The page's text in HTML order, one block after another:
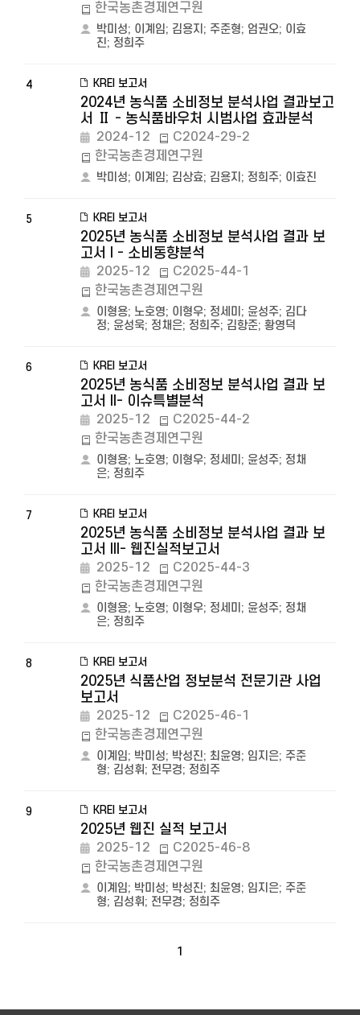
한국농촌경제연구원
박미성; 이계임; 김용지 ; 주준형; 엄권오; 이효
진; 정희주
4 KREI 보고서
2024년 농식품 소비정보 분석사업 결과보고
서 Ⅱ - 농식품바우처 시범사업 효과분석
2024-12
C2024-29-2
한국농촌경제연구원
박미성; 이계임; 김상효; 김용지 ; 정희주; 이효진
5 KREI 보고서
2025년 농식품 소비정보 분석사업 결과 보
고서 I - 소비동향분석
2025-12
C2025-44-1
한국농촌경제연구원
이형용; 노호영; 이형우; 정세미 ; 윤성주; 김다
정; 윤성욱; 정채은; 정희주; 김항준; 황영덕
6 KREI 보고서
2025년 농식품 소비정보 분석사업 결과 보
고서 II- 이슈특별분석
2025-12
C2025-44-2
한국농촌경제연구원
이형용; 노호영; 이형우; 정세미 ; 윤성주; 정채
은; 정희주
7 KREI 보고서
2025년 농식품 소비정보 분석사업 결과 보
고서 III- 웹진실적보고서
2025-12
C2025-44-3
한국농촌경제연구원
이형용; 노호영; 이형우; 정세미 ; 윤성주; 정채
은; 정희주
8 KREI 보고서
2025년 식품산업 정보분석 전문기관 사업
보고서
2025-12
C2025-46-1
한국농촌경제연구원
이계임; 박미성; 박성진; 최윤영; 임지은; 주준
형; 김성휘; 전무경; 정희주
9 KREI 보고서
2025년 웹진 실적 보고서
2025-12
C2025-46-8
한국농촌경제연구원
이계임; 박미성; 박성진; 최윤영; 임지은; 주준
형; 김성휘; 전무경; 정희주
1